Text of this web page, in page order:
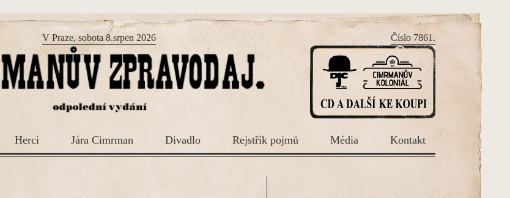
V Praze, sobota 8.srpen 2026
Číslo 7861.
Herci Jára Cimrman Divadlo Rejstřík pojmů Média Kontakt